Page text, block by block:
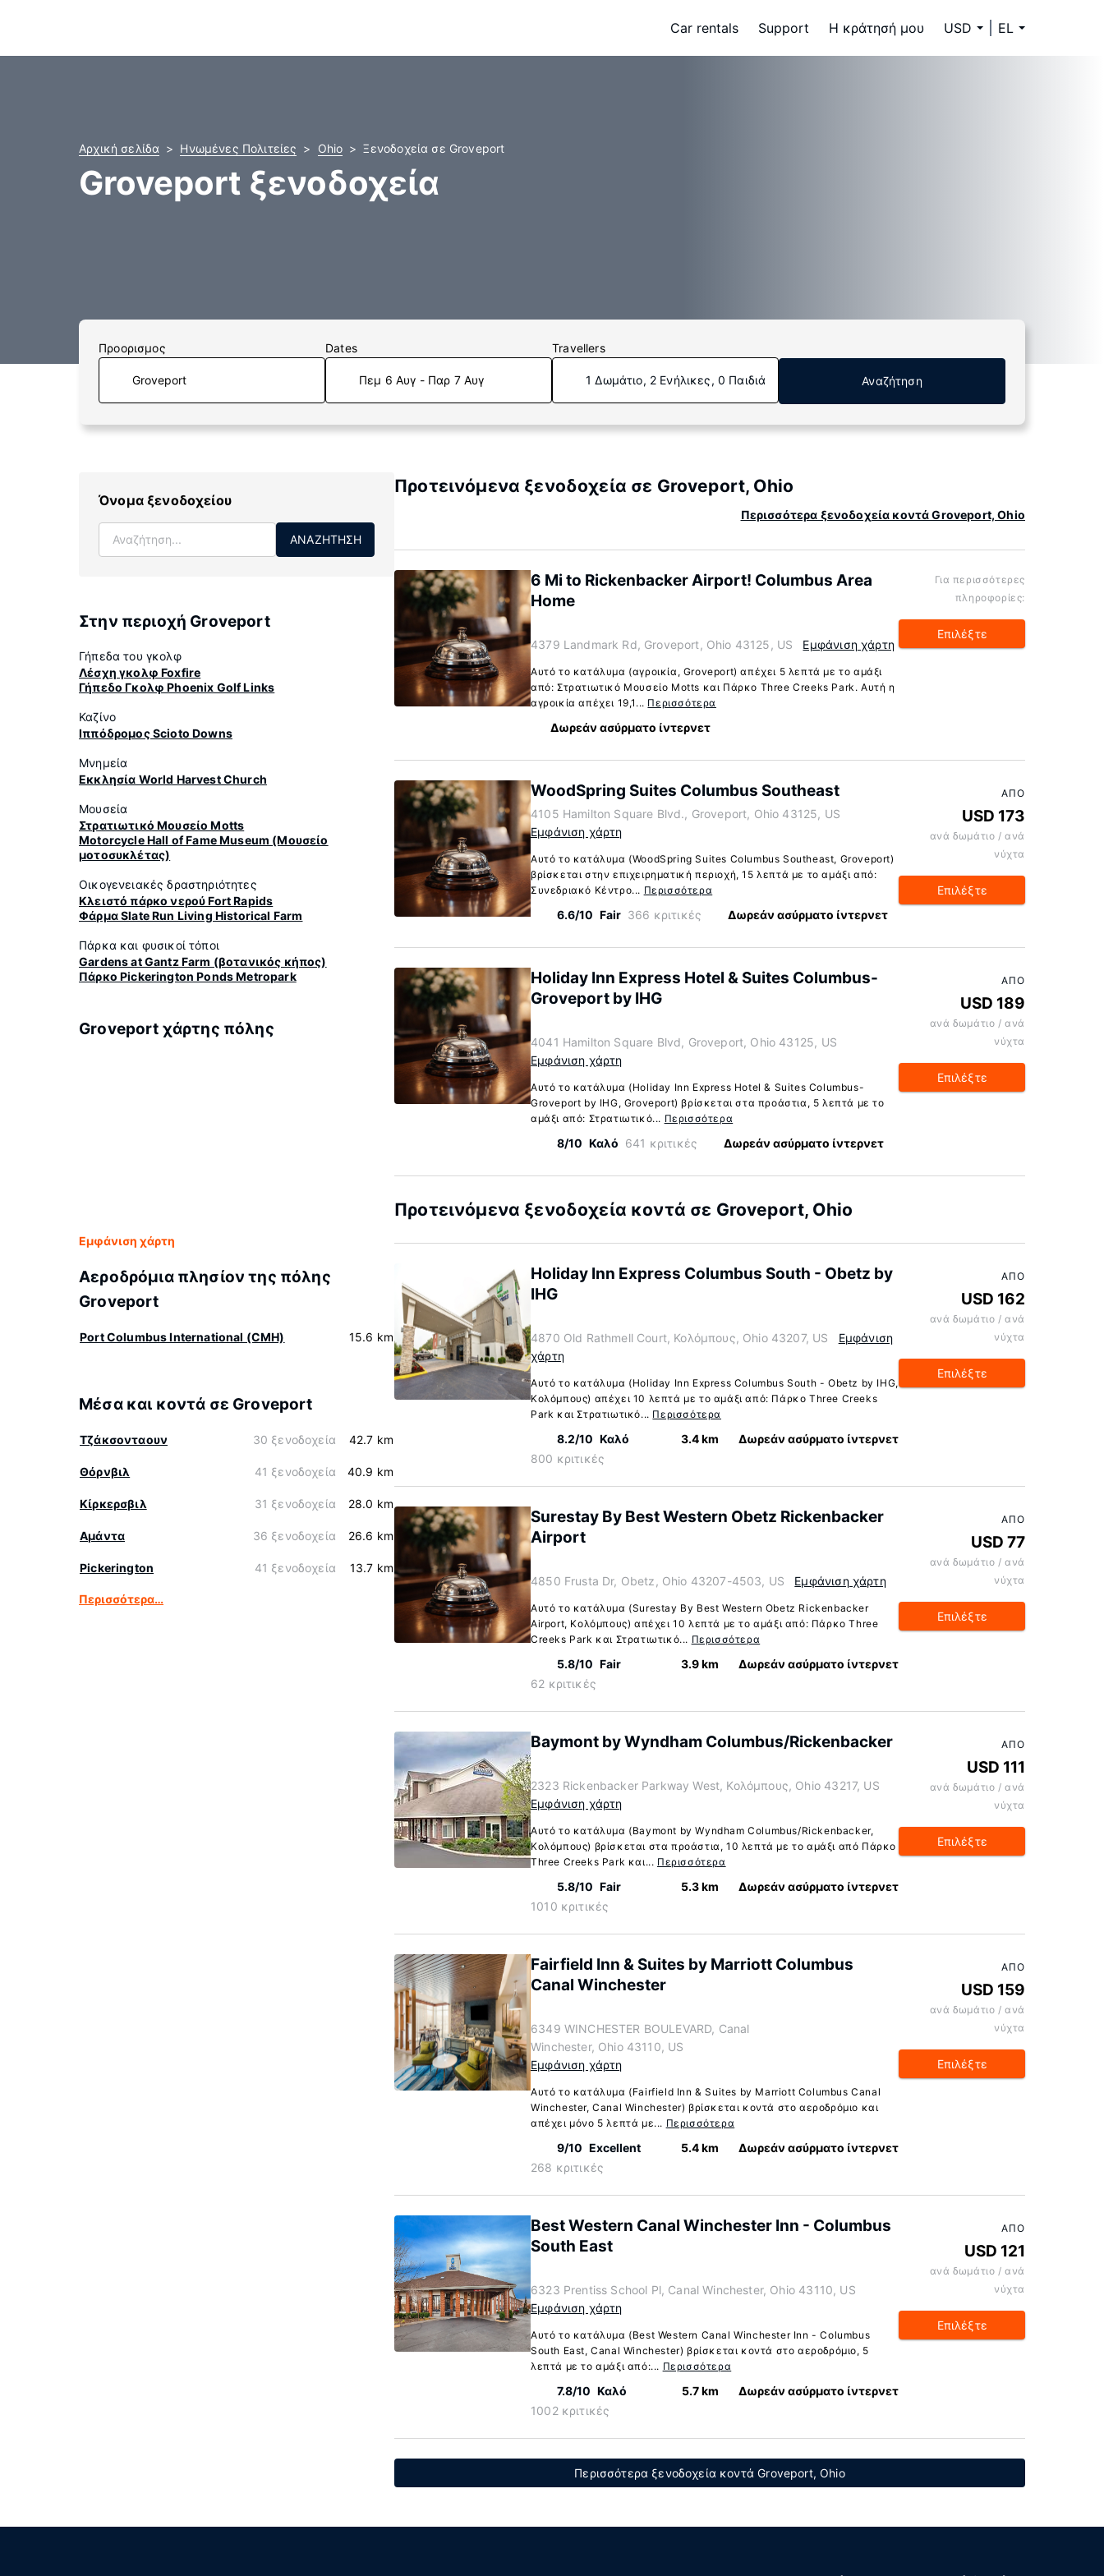
Car rentals Support Η κράτησή μου USD EL
Αρχική σελίδα Ηνωμένες Πολιτείες Ohio Ξενοδοχεία σε Groveport
Groveport ξενοδοχεία
Προορισμος Dates
Πεμ 6 Αυγ - Παρ 7 Αυγ
Travellers
1 Δωμάτιο, 2 Ενήλικες, 0 Παιδιά Αναζήτηση
Όνομα ξενοδοχείου
ΑΝΑΖΉΤΗΣΗ
Στην περιοχή Groveport
Γήπεδα του γκολφ
Λέσχη γκολφ Foxfire
Γήπεδο Γκολφ Phoenix Golf Links
Καζίνο
Ιππόδρομος Scioto Downs
Μνημεία
Εκκλησία World Harvest Church
Μουσεία
Στρατιωτικό Μουσείο Motts
Motorcycle Hall of Fame Museum (Μουσείο
μοτοσυκλέτας)
Οικογενειακές δραστηριότητες
Κλειστό πάρκο νερού Fort Rapids
Φάρμα Slate Run Living Historical Farm
Πάρκα και φυσικοί τόποι
Gardens at Gantz Farm (βοτανικός κήπος)
Πάρκο Pickerington Ponds Metropark
Groveport χάρτης πόλης
Εμφάνιση χάρτη
Αεροδρόμια πλησίον της πόλης
Groveport
Port Columbus International (CMH) 15.6 km
Μέσα και κοντά σε Groveport
Τζάκσονταουν 30 ξενοδοχεία 42.7 km
Θόρνβιλ 41 ξενοδοχεία 40.9 km
Κίρκερσβιλ 31 ξενοδοχεία 28.0 km
Αμάντα 36 ξενοδοχεία 26.6 km
Pickerington 41 ξενοδοχεία 13.7 km
Περισσότερα…
Προτεινόμενα ξενοδοχεία σε Groveport, Ohio
Περισσότερα ξενοδοχεία κοντά Groveport, Ohio
6 Mi to Rickenbacker Airport! Columbus Area
Home
4379 Landmark Rd, Groveport, Ohio 43125, US Εμφάνιση χάρτη
Αυτό το κατάλυμα (αγροικία, Groveport) απέχει 5 λεπτά με το αμάξι
από: Στρατιωτικό Μουσείο Motts και Πάρκο Three Creeks Park. Αυτή η
αγροικία απέχει 19,1... Περισσότερα
Δωρεάν ασύρματο ίντερνετ
Για περισσότερες
πληροφορίες:
Επιλέξτε
WoodSpring Suites Columbus Southeast
4105 Hamilton Square Blvd., Groveport, Ohio 43125, US
Εμφάνιση χάρτη
Αυτό το κατάλυμα (WoodSpring Suites Columbus Southeast, Groveport)
βρίσκεται στην επιχειρηματική περιοχή, 15 λεπτά με το αμάξι από:
Συνεδριακό Κέντρο... Περισσότερα
6.6/10 Fair 366 κριτικές Δωρεάν ασύρματο ίντερνετ
ΑΠΌ
USD 173
ανά δωμάτιο / ανά
νύχτα
Επιλέξτε
Holiday Inn Express Hotel & Suites Columbus-
Groveport by IHG
4041 Hamilton Square Blvd, Groveport, Ohio 43125, US
Εμφάνιση χάρτη
Αυτό το κατάλυμα (Holiday Inn Express Hotel & Suites Columbus-
Groveport by IHG, Groveport) βρίσκεται στα προάστια, 5 λεπτά με το
αμάξι από: Στρατιωτικό... Περισσότερα
8/10 Καλό 641 κριτικές Δωρεάν ασύρματο ίντερνετ
ΑΠΌ
USD 189
ανά δωμάτιο / ανά
νύχτα
Επιλέξτε
Προτεινόμενα ξενοδοχεία κοντά σε Groveport, Ohio
Holiday Inn Express Columbus South - Obetz by
IHG
4870 Old Rathmell Court, Κολόμπους, Ohio 43207, US
Εμφάνιση
χάρτη
Αυτό το κατάλυμα (Holiday Inn Express Columbus South - Obetz by IHG,
Κολόμπους) απέχει 10 λεπτά με το αμάξι από: Πάρκο Three Creeks
Park και Στρατιωτικό... Περισσότερα
8.2/10 Καλό
800 κριτικές
3.4 km Δωρεάν ασύρματο ίντερνετ
ΑΠΌ
USD 162
ανά δωμάτιο / ανά
νύχτα
Επιλέξτε
Surestay By Best Western Obetz Rickenbacker
Airport
4850 Frusta Dr, Obetz, Ohio 43207-4503, US Εμφάνιση χάρτη
Αυτό το κατάλυμα (Surestay By Best Western Obetz Rickenbacker
Airport, Κολόμπους) απέχει 10 λεπτά με το αμάξι από: Πάρκο Three
Creeks Park και Στρατιωτικό... Περισσότερα
5.8/10 Fair
62 κριτικές
3.9 km Δωρεάν ασύρματο ίντερνετ
ΑΠΌ
USD 77
ανά δωμάτιο / ανά
νύχτα
Επιλέξτε
Baymont by Wyndham Columbus/Rickenbacker
2323 Rickenbacker Parkway West, Κολόμπους, Ohio 43217, US
Εμφάνιση χάρτη
Αυτό το κατάλυμα (Baymont by Wyndham Columbus/Rickenbacker,
Κολόμπους) βρίσκεται στα προάστια, 10 λεπτά με το αμάξι από Πάρκο
Three Creeks Park και... Περισσότερα
5.8/10 Fair
1010 κριτικές
5.3 km Δωρεάν ασύρματο ίντερνετ
ΑΠΌ
USD 111
ανά δωμάτιο / ανά
νύχτα
Επιλέξτε
Fairfield Inn & Suites by Marriott Columbus
Canal Winchester
6349 WINCHESTER BOULEVARD, Canal
Winchester, Ohio 43110, US
Εμφάνιση χάρτη
Αυτό το κατάλυμα (Fairfield Inn & Suites by Marriott Columbus Canal
Winchester, Canal Winchester) βρίσκεται κοντά στο αεροδρόμιο και
απέχει μόνο 5 λεπτά με... Περισσότερα
9/10 Excellent
268 κριτικές
5.4 km Δωρεάν ασύρματο ίντερνετ
ΑΠΌ
USD 159
ανά δωμάτιο / ανά
νύχτα
Επιλέξτε
Best Western Canal Winchester Inn - Columbus
South East
6323 Prentiss School Pl, Canal Winchester, Ohio 43110, US
Εμφάνιση χάρτη
Αυτό το κατάλυμα (Best Western Canal Winchester Inn - Columbus
South East, Canal Winchester) βρίσκεται κοντά στο αεροδρόμιο, 5
λεπτά με το αμάξι από:... Περισσότερα
7.8/10 Καλό
1002 κριτικές
5.7 km Δωρεάν ασύρματο ίντερνετ
ΑΠΌ
USD 121
ανά δωμάτιο / ανά
νύχτα
Επιλέξτε
Περισσότερα ξενοδοχεία κοντά Groveport, Ohio